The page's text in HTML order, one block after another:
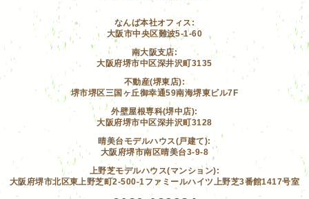
なんば本社オフィス:
大阪市中央区難波5-1-60
南大阪支店:
大阪府堺市中区深井沢町3135
不動産(堺東店):
堺市堺区三国ヶ丘御幸通59南海堺東ビル7F
外壁屋根専科(堺中店):
大阪府堺市中区深井沢町3128
晴美台モデルハウス(戸建て):
大阪府堺市南区晴美台3-9-8
上野芝モデルハウス(マンション):
大阪府堺市北区東上野芝町2-500-1ファミールハイツ上野芝3番館1417号室